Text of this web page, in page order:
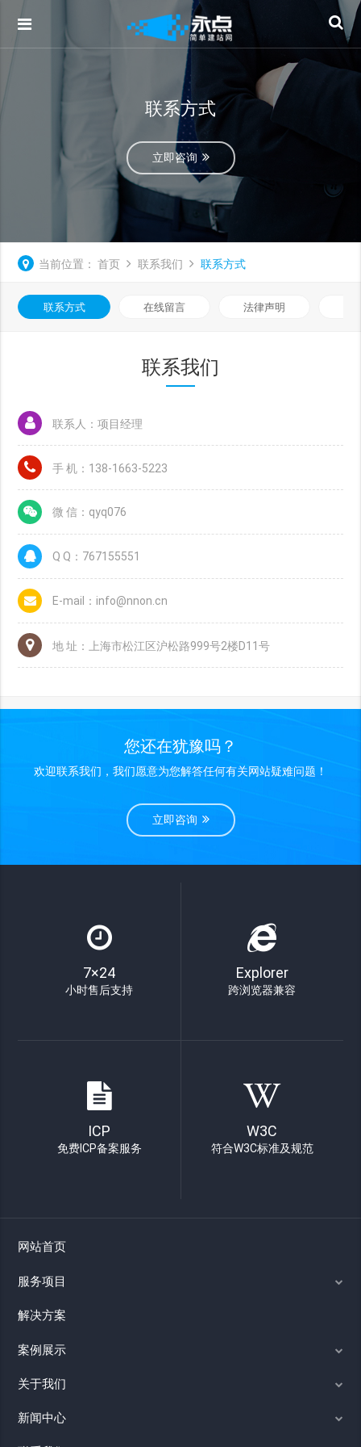
联系方式
立即咨询
当前位置： 首页 联系我们 联系方式
联系方式 在线留言 法律声明
联系我们
联系人：项目经理
手 机：138-1663-5223
微 信：qyq076
Q Q：767155551
E-mail：info@nnon.cn
地 址：上海市松江区沪松路999号2楼D11号
您还在犹豫吗？
欢迎联系我们，我们愿意为您解答任何有关网站疑难问题！
立即咨询
7×24
小时售后支持
Explorer
跨浏览器兼容
ICP
免费ICP备案服务
W3C
符合W3C标准及规范
网站首页
服务项目
解决方案
案例展示
关于我们
新闻中心